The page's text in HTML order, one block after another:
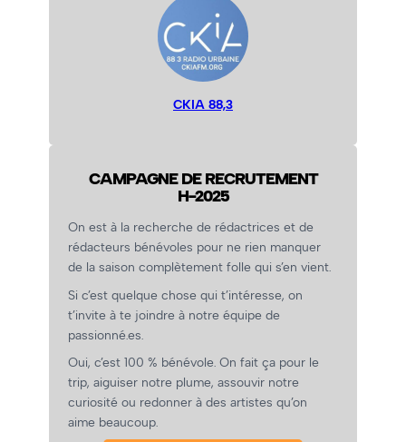
CKIA 88,3
CAMPAGNE DE RECRUTEMENT
H-2025
On est à la recherche de rédactrices et de
rédacteurs bénévoles pour ne rien manquer
de la saison complètement folle qui s’en vient.
Si c’est quelque chose qui t’intéresse, on
t’invite à te joindre à notre équipe de
passionné.es.
Oui, c’est 100 % bénévole. On fait ça pour le
trip, aiguiser notre plume, assouvir notre
curiosité ou redonner à des artistes qu’on
aime beaucoup.